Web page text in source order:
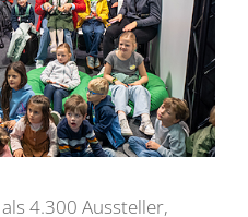
4.300 Aussteller,